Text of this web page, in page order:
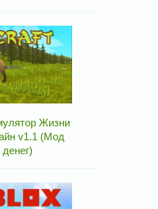
Жизни
v1.1 (Мод
денег)